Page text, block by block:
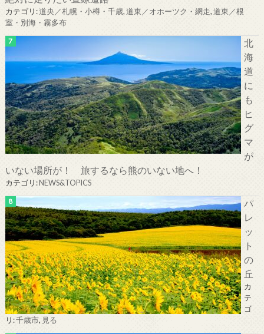
カテゴリ:道央／札幌・小樽・千歳,道東／オホーツク・網走,道東／根
室・別海・霧多布
北
海
道
に
も
ヒ
グ
マ
が
いない場所が！ 旅するなら熊のいない地へ！
カテゴリ:NEWS&TOPICS
パ
レ
ッ
ト
の
丘
カ
テ
ゴ
リ:千歳市, 見る